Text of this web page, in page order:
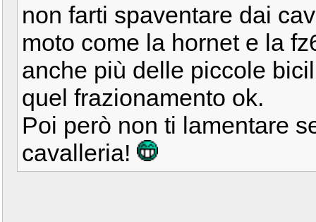
non farti spaventare dai
moto come la hornet e la
anche più delle piccole
quel frazionamento ok.
Poi però non ti lamentare
cavalleria!